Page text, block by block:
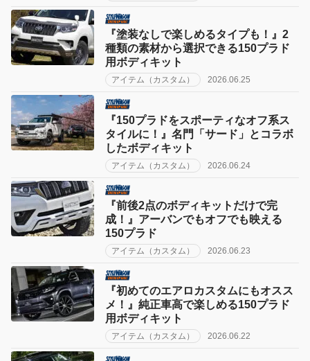
『塗装なしで楽しめるタイプも！』2
種類の素材から選択できる150プラド
用ボディキット
アイテム（カスタム） 2026.06.25
『150プラドをスポーティなオフ系ス
タイルに！』名門「サード」とコラボ
したボディキット
アイテム（カスタム） 2026.06.24
『前後2点のボディキットだけで完
成！』アーバンでもオフでも映える
150プラド
アイテム（カスタム） 2026.06.23
『初めてのエアロカスタムにもオスス
メ！』純正車高で楽しめる150プラド
用ボディキット
アイテム（カスタム） 2026.06.22